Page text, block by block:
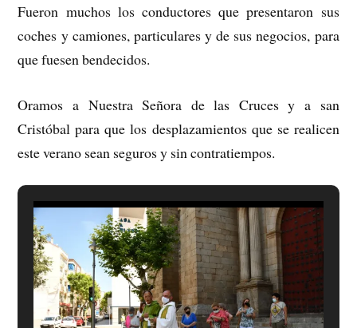
Fueron muchos los conductores que presentaron sus
coches y camiones, particulares y de sus negocios, para
que fuesen bendecidos.
Oramos a Nuestra Señora de las Cruces y a san
Cristóbal para que los desplazamientos que se realicen
este verano sean seguros y sin contratiempos.